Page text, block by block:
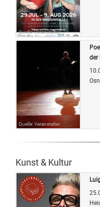
Quelle: Veranstalter
Quelle: Veranstalter
der
Kunst & Kultur